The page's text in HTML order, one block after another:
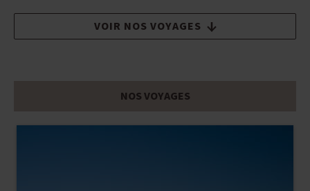
VOIR NOS VOYAGES
NOS VOYAGES